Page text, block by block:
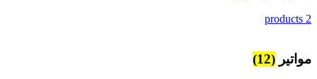
2 products
مواتير (12)